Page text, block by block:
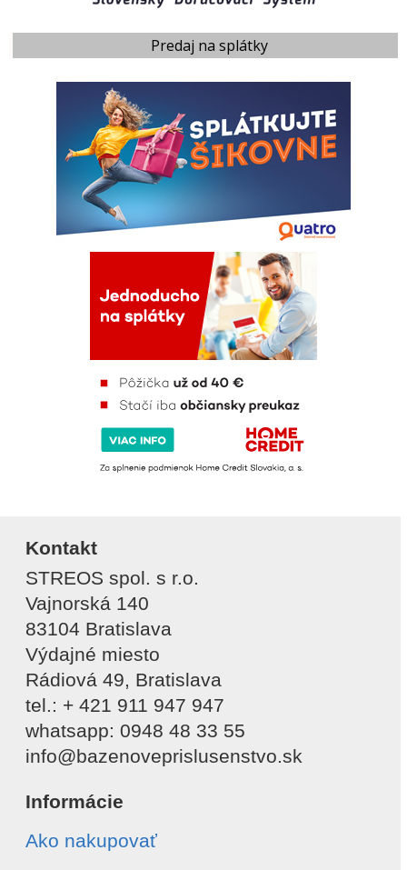
Predaj na splátky
Kontakt
STREOS spol. s r.o.
Vajnorská 140
83104 Bratislava
Výdajné miesto
Rádiová 49, Bratislava
tel.: + 421 911 947 947
whatsapp: 0948 48 33 55
info@bazenoveprislusenstvo.sk
Informácie
Ako nakupovať